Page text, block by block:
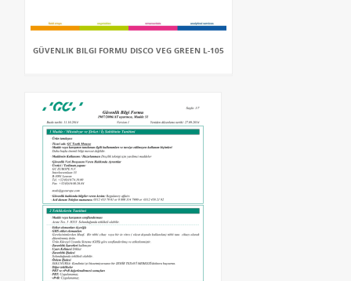
GÜVENLIK BILGI FORMU DISCO VEG GREEN L-105